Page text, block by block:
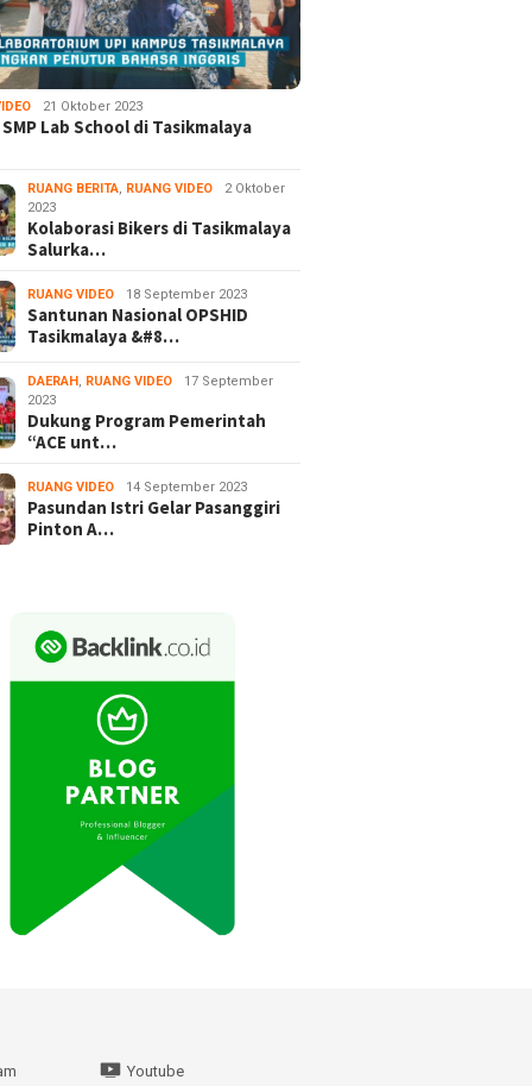
21 Oktober 2023
Lab School di Tasikmalaya
RUANG BERITA, RUANG VIDEO
2 Oktober
2023
Kolaborasi Bikers di Tasikmalaya
Salurka…
RUANG VIDEO 18 September 2023
Santunan Nasional OPSHID
Tasikmalaya &#8…
DAERAH , RUANG VIDEO
17 September
2023
Dukung Program Pemerintah
“ACE unt…
RUANG VIDEO 14 September 2023
Pasundan Istri Gelar Pasanggiri
Pinton A…
Youtube